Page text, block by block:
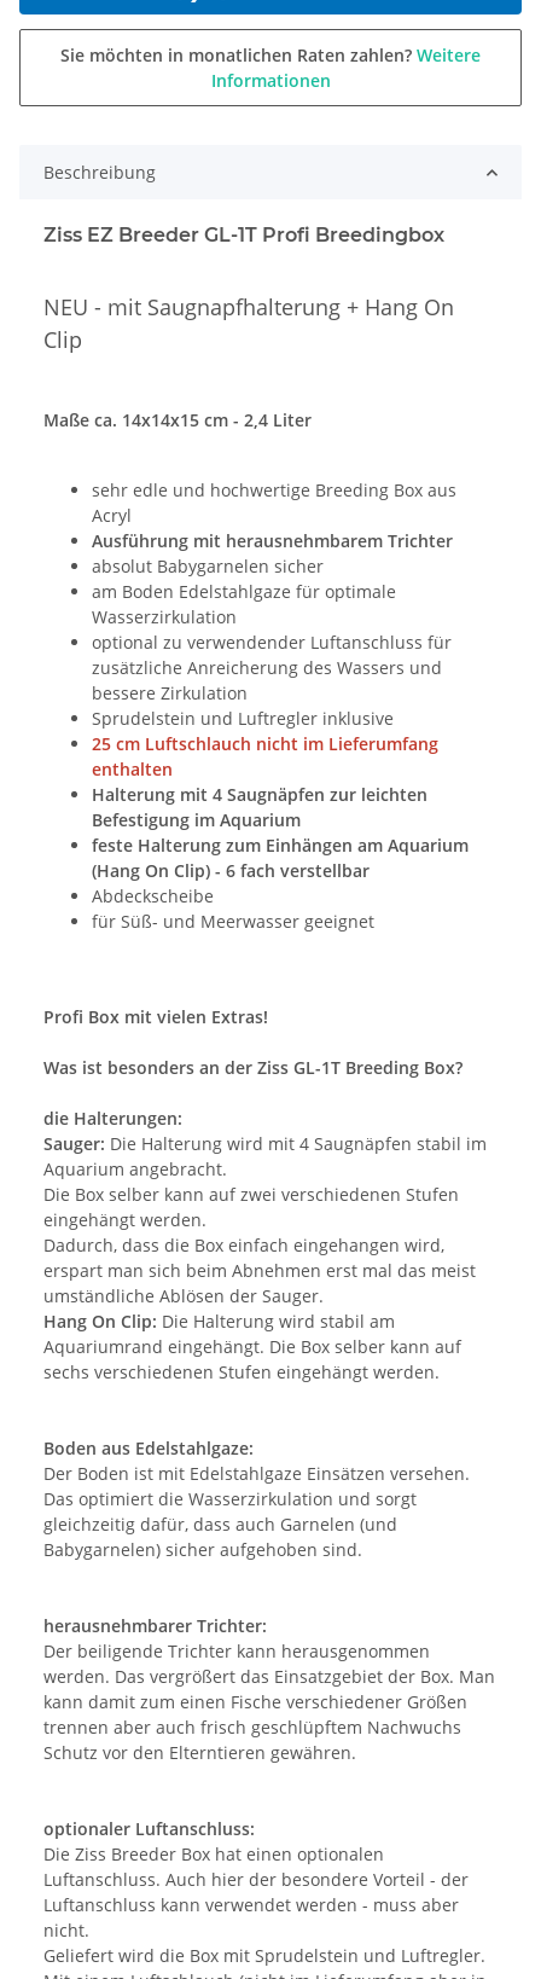
Sie möchten in monatlichen Raten zahlen? Weitere
Informationen
Beschreibung
Ziss EZ Breeder GL-1T Profi Breedingbox
NEU - mit Saugnapfhalterung + Hang On
Clip
Maße ca. 14x14x15 cm - 2,4 Liter
sehr edle und hochwertige Breeding Box aus
Acryl
Ausführung mit herausnehmbarem Trichter
absolut Babygarnelen sicher
am Boden Edelstahlgaze für optimale
Wasserzirkulation
optional zu verwendender Luftanschluss für
zusätzliche Anreicherung des Wassers und
bessere Zirkulation
Sprudelstein und Luftregler inklusive
25 cm Luftschlauch nicht im Lieferumfang
enthalten
Halterung mit 4 Saugnäpfen zur leichten
Befestigung im Aquarium
feste Halterung zum Einhängen am Aquarium
(Hang On Clip) - 6 fach verstellbar
Abdeckscheibe
für Süß- und Meerwasser geeignet
Profi Box mit vielen Extras!
Was ist besonders an der Ziss GL-1T Breeding Box?
die Halterungen:
Sauger: Die Halterung wird mit 4 Saugnäpfen stabil im
Aquarium angebracht.
Die Box selber kann auf zwei verschiedenen Stufen
eingehängt werden.
Dadurch, dass die Box einfach eingehangen wird,
erspart man sich beim Abnehmen erst mal das meist
umständliche Ablösen der Sauger.
Hang On Clip: Die Halterung wird stabil am
Aquariumrand eingehängt. Die Box selber kann auf
sechs verschiedenen Stufen eingehängt werden.
Boden aus Edelstahlgaze:
Der Boden ist mit Edelstahlgaze Einsätzen versehen.
Das optimiert die Wasserzirkulation und sorgt
gleichzeitig dafür, dass auch Garnelen (und
Babygarnelen) sicher aufgehoben sind.
herausnehmbarer Trichter:
Der beiligende Trichter kann herausgenommen
werden. Das vergrößert das Einsatzgebiet der Box. Man
kann damit zum einen Fische verschiedener Größen
trennen aber auch frisch geschlüpftem Nachwuchs
Schutz vor den Elterntieren gewähren.
optionaler Luftanschluss:
Die Ziss Breeder Box hat einen optionalen
Luftanschluss. Auch hier der besondere Vorteil - der
Luftanschluss kann verwendet werden - muss aber
nicht.
Geliefert wird die Box mit Sprudelstein und Luftregler.